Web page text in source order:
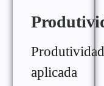
aplicada